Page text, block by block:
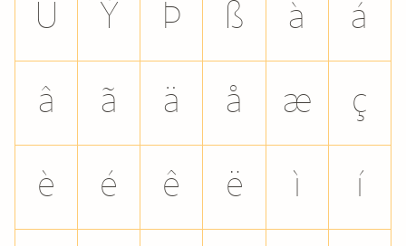
Ü Ý Þ ß à á
â ã ä å æ ç
è é ê ë ì í